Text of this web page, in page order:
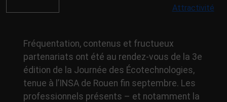
Attractivité
Fréquentation, contenus et fructueux
partenariats ont été au rendez-vous de la 3e
édition de la Journée des Écotechnologies,
tenue à l’INSA de Rouen fin septembre. Les
professionnels présents – et notamment la